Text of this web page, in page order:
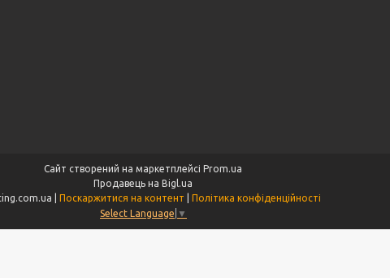
Сайт створений на маркетплейсі Prom.ua
Продавець на Bigl.ua
Поскаржитися на контент
Політика конфіденційності
Select Language ▼